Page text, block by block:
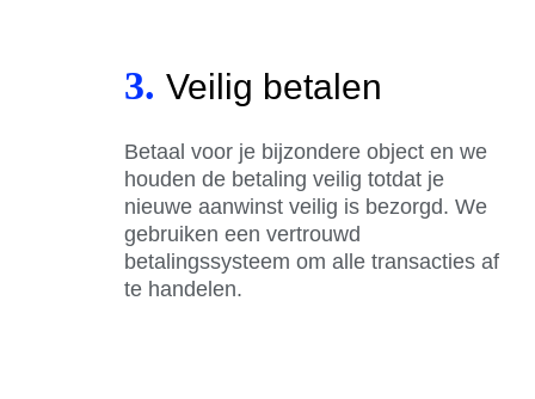
3. Veilig betalen
Betaal voor je bijzondere object en we
houden de betaling veilig totdat je
nieuwe aanwinst veilig is bezorgd. We
gebruiken een vertrouwd
betalingssysteem om alle transacties af
te handelen.